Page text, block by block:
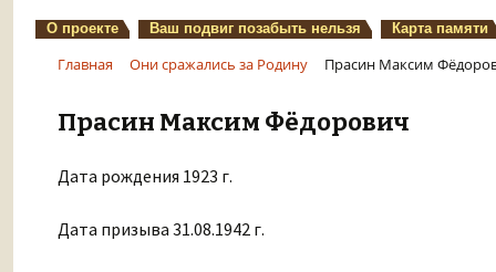
О проекте Ваш подвиг позабыть нельзя Карта памяти
Главная Они сражались за Родину Прасин Максим
Прасин Максим Фёдорович
Дата рождения 1923 г.
Дата призыва 31.08.1942 г.